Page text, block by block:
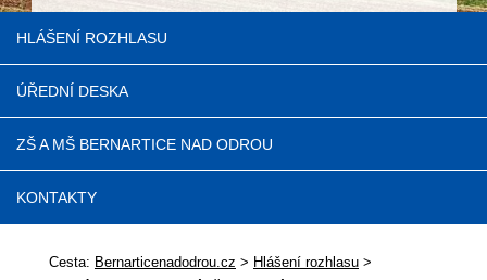
HLÁŠENÍ ROZHLASU
ÚŘEDNÍ DESKA
ZŠ A MŠ BERNARTICE NAD ODROU
KONTAKTY
Cesta: Bernarticenadodrou.cz > Hlášení rozhlasu >